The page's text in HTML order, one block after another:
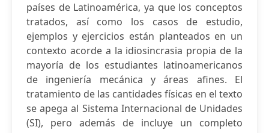
países de Latinoamérica, ya que los conceptos
tratados, así como los casos de estudio,
ejemplos y ejercicios están planteados en un
contexto acorde a la idiosincrasia propia de la
mayoría de los estudiantes latinoamericanos
de ingeniería mecánica y áreas afines. El
tratamiento de las cantidades físicas en el texto
se apega al Sistema Internacional de Unidades
(SI), pero además de incluye un completo